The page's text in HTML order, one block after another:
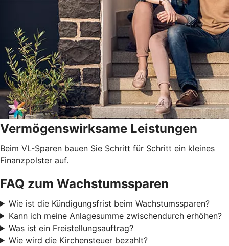
Vermögenswirksame Leistungen
Beim VL-Sparen bauen Sie Schritt für Schritt ein kleines
Finanzpolster auf.
FAQ zum Wachstumssparen
Wie ist die Kündigungsfrist beim Wachstumssparen?
Kann ich meine Anlagesumme zwischendurch erhöhen?
Was ist ein Freistellungsauftrag?
Wie wird die Kirchensteuer bezahlt?